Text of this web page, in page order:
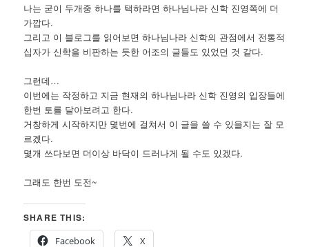
나는 굳이 두개중 하나를 택하라면 하나님나라 신학 진영쪽에 더
가깝다.
그리고 이 블로그를 읽어보면 하나님나라 신학의 관점에서 전통적
십자가 신학을 비판하는 듯한 어조의 글들도 있었던 것 같다.
그런데…
이번에는 작정하고 지금 현재의 하나님나라 신학 진영의 입장들에
한번 토를 달아보려고 한다.
거창하게 시작하지만 몇번에 걸쳐서 이 글을 쓸 수 있을지는 잘 모
르겠다.
몇개 쓰다보면 더이상 바닥이 드러나게 될 수도 있겠다.
그래도 한번 도전~
SHARE THIS:
Facebook
X